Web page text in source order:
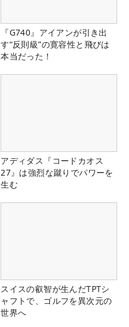
『G740』アイアンが引き出
す“反則級”の寛容性と飛びは
本当だった！
アディダス『コードカオス
27』は強烈な蹴りでパワーを
生む
スイスの叡智が生んだTPTシ
ャフトで、ゴルフを異次元の
世界へ